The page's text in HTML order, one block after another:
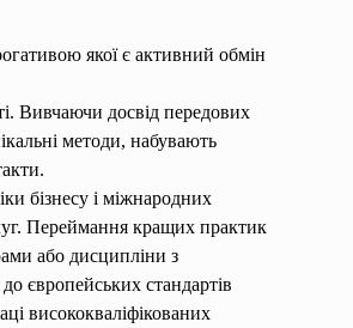
якої є активний обмін
Вивчаючи досвід передових
методи, набувають
бізнесу і міжнародних
Переймання кращих практик
або дисципліни з
європейських стандартів
висококваліфікованих